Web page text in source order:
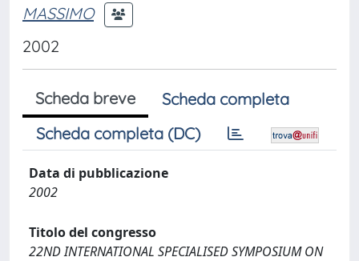
MASSIMO
2002
Scheda breve
Scheda completa
Scheda completa (DC)
Data di pubblicazione
2002
Titolo del congresso
22ND INTERNATIONAL SPECIALISED SYMPOSIUM ON